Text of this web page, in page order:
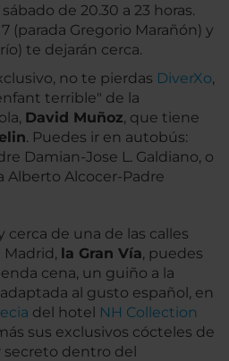
de 20.30 a 23 horas.
(parada Gregorio Marañón) y
te dejarán cerca.
no te pierdas DiverXo,
terrible" de la
David Muñoz, que tiene
. Puedes ir en autobús:
Damian-Jose L. Galdiano, o
Alberto Alcocer-Padre
de una de las calles
la Gran Vía, puedes
cena, un guiño a la
al gusto español, en
del hotel NH Collection
sus exclusivos cócteles de
secreto dentro del